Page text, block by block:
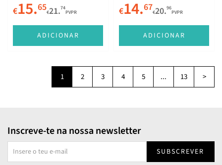
€15.65€21.74
PVPR
ADICIONAR
€14.67€20.96
PVPR
ADICIONAR
1 2 3 4 5 ... 13 >
Inscreve-te na nossa newsletter
SUBSCREVER